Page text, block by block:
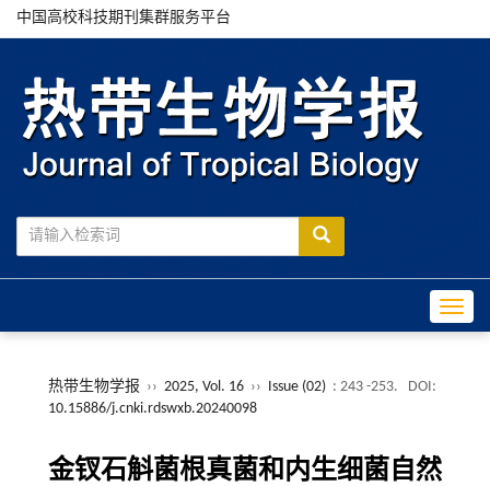
中国高校科技期刊集群服务平台
热带生物学报 ›› 2025, Vol. 16 ›› Issue (02) : 243 -253.
DOI:
10.15886/j.cnki.rdswxb.20240098
金钗石斛菌根真菌和内生细菌自然